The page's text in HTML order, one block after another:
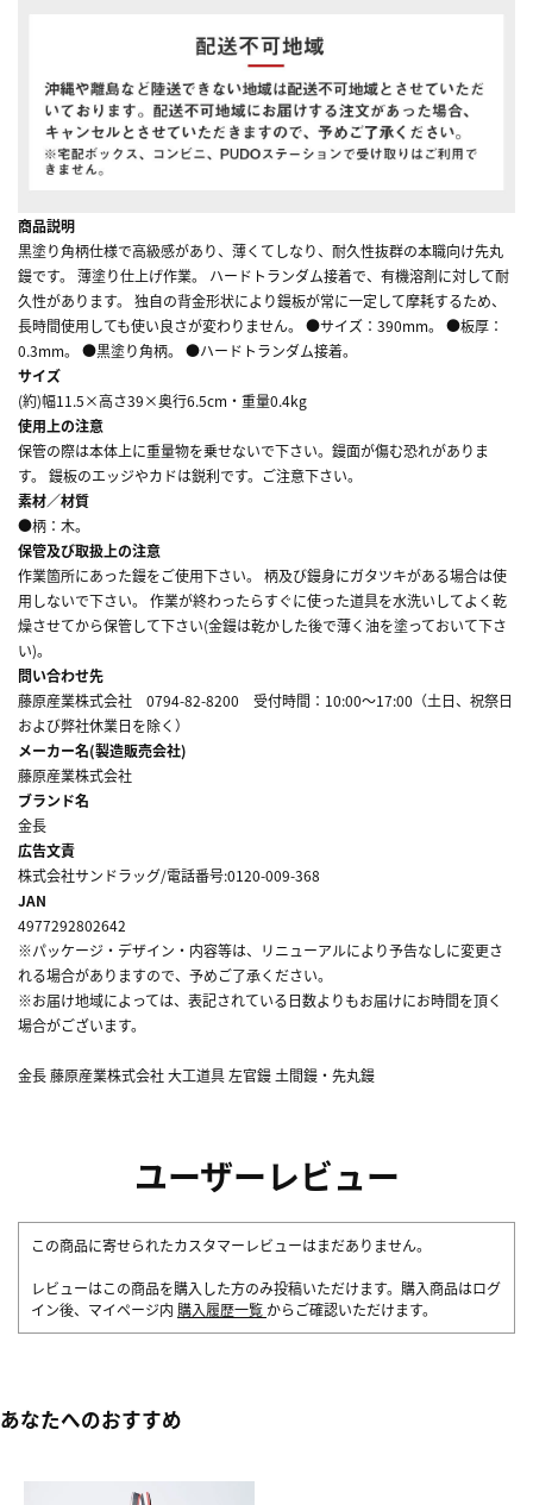
商品説明
黒塗り角柄仕様で高級感があり、薄くてしなり、耐久性抜群の本職向け先丸
鏝です。 薄塗り仕上げ作業。 ハードトランダム接着で、有機溶剤に対して耐
久性があります。 独自の背金形状により鏝板が常に一定して摩耗するため、
長時間使用しても使い良さが変わりません。 ●サイズ：390mm。 ●板厚：
0.3mm。 ●黒塗り角柄。 ●ハードトランダム接着。
サイズ
(約)幅11.5×高さ39×奥行6.5cm・重量0.4kg
使用上の注意
保管の際は本体上に重量物を乗せないで下さい。鏝面が傷む恐れがありま
す。 鏝板のエッジやカドは鋭利です。ご注意下さい。
素材／材質
●柄：木。
保管及び取扱上の注意
作業箇所にあった鏝をご使用下さい。 柄及び鏝身にガタツキがある場合は使
用しないで下さい。 作業が終わったらすぐに使った道具を水洗いしてよく乾
燥させてから保管して下さい(金鏝は乾かした後で薄く油を塗っておいて下さ
い)。
問い合わせ先
藤原産業株式会社 0794-82-8200 受付時間：10:00～17:00（土日、祝祭日
および弊社休業日を除く）
メーカー名(製造販売会社)
藤原産業株式会社
ブランド名
金長
広告文責
株式会社サンドラッグ/電話番号:0120-009-368
JAN
4977292802642
※パッケージ・デザイン・内容等は、リニューアルにより予告なしに変更さ
れる場合がありますので、予めご了承ください。
※お届け地域によっては、表記されている日数よりもお届けにお時間を頂く
場合がございます。
金長 藤原産業株式会社 大工道具 左官鏝 土間鏝・先丸鏝
ユーザーレビュー
この商品に寄せられたカスタマーレビューはまだありません。
レビューはこの商品を購入した方のみ投稿いただけます。購入商品はログ
イン後、マイページ内 購入履歴一覧 からご確認いただけます。
あなたへのおすすめ